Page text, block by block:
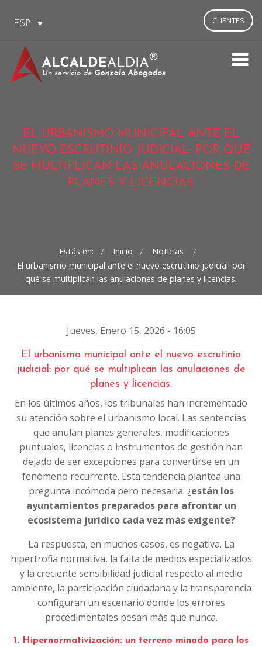
CLIENTES
EL URBANISMO MUNICIPAL ANTE EL
NUEVO ESCRUTINIO JUDICIAL: POR QUÉ
SE MULTIPLICAN LAS ANULACIONES DE
PLANES Y LICENCIAS.
Estás en: Inicio
Noticias
El urbanismo municipal ante el nuevo escrutinio judicial: por
qué se multiplican las anulaciones de planes y licencias.
Jueves, Enero 15, 2026 - 16:05
El urbanismo municipal ante el nuevo escrutinio
judicial: por qué se multiplican las anulaciones de
planes y licencias.
En los últimos años, los tribunales han incrementado
su atención sobre el urbanismo local. Las sentencias
que anulan planes generales, modificaciones
puntuales, licencias o instrumentos de gestión han
dejado de ser excepciones para convertirse en un
fenómeno recurrente. Esta tendencia plantea una
pregunta incómoda pero necesaria: ¿están los
ayuntamientos preparados para afrontar un
ecosistema jurídico cada vez más exigente?
La respuesta, en muchos casos, es negativa. La
hipertrofia normativa, la falta de medios especializados
y la creciente sensibilidad judicial respecto al medio
ambiente, la participación ciudadana y la transparencia
configuran un escenario donde los errores
procedimentales pesan más que nunca.
1. Hipernormativización: un terreno minado para los